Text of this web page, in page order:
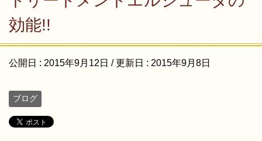
効能!!
公開日 : 2015年9月12日 / 更新日 : 2015年9月8日
ブログ